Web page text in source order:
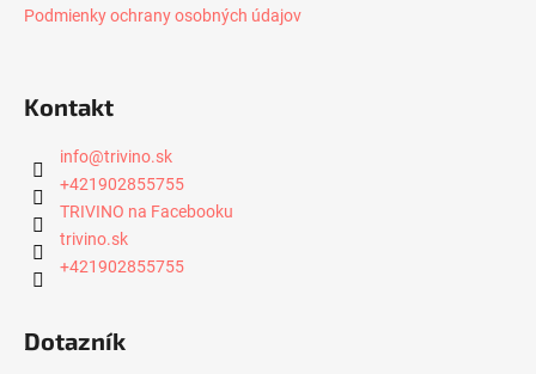
Podmienky ochrany osobných údajov
Kontakt
info@trivino.sk
+421902855755
TRIVINO na Facebooku
trivino.sk
+421902855755
Dotazník